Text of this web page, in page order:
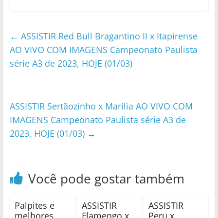
← ASSISTIR Red Bull Bragantino II x Itapirense
AO VIVO COM IMAGENS Campeonato Paulista
série A3 de 2023, HOJE (01/03)
ASSISTIR Sertãozinho x Marília AO VIVO COM
IMAGENS Campeonato Paulista série A3 de
2023, HOJE (01/03) →
Você pode gostar também
Palpites e
melhores
ASSISTIR
Flamengo x
ASSISTIR
Peru x